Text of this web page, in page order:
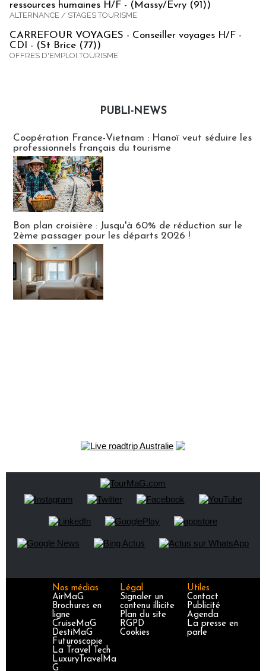
ressources humaines H/F - (Massy/Evry (91))
ALTERNANCE / STAGES TOURISME
CARREFOUR VOYAGES - Conseiller voyages H/F -
CDI - (St Brice (77))
OFFRES D'EMPLOI TOURISME
PUBLI-NEWS
Coopération France-Vietnam : Hanoï veut séduire les
professionnels français du tourisme
Bon plan croisière : Jusqu'à 60% de réduction sur le
2ème passager pour les départs 2026 !
Nos médias
AirMaG
Brochures en
ligne
CruiseMaG
DestiMaG
Futuroscopie
La Travel Tech
LuxuryTravelMa
G
Légal
Signaler un
contenu illicite
Plan du site
RGPD
Cookies
Utiles
Contact
Publicité
Agenda
La presse en
parle